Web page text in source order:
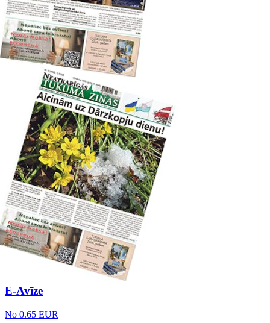
E-Avīze
No 0.65 EUR